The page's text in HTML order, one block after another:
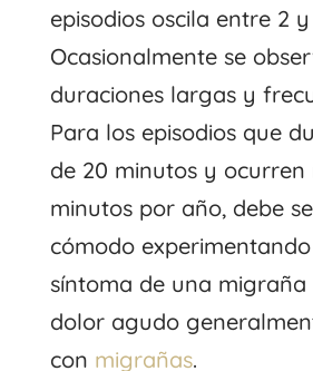
episodios oscila entre 2
Ocasionalmente se
duraciones largas y
Para los episodios que
de 20 minutos y ocurren
minutos por año, debe
cómodo
síntoma de una
dolor agudo
con migrañas.